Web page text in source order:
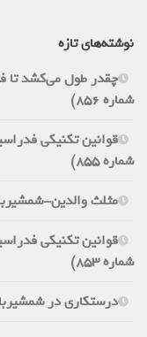
نوشته‌های تازه
چقدر طول می‌کشد تا
شماره 856)
شماره 855)
مثلث والدین-شمشیرباز -
شماره 853)
درستکاری در شمشیربازی